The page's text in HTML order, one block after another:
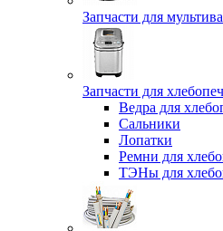
Запчасти для
Запчасти для
Ведра для
Сальники
Лопатки
Ремни для
ТЭНы для